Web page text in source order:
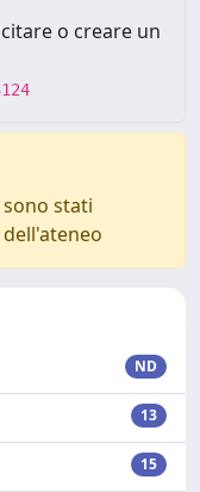
o creare un
stati
ND
13
15